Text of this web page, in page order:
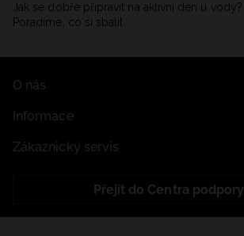
Jak se dobře připravit na aktivní den u vody?
Poradíme, co si sbalit
O nás
Informace
Zákaznický servis
Přejít do Centra podpory